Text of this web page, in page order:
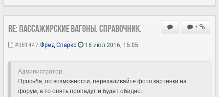
+
Re: Пассажирские вагоны. Справочник.
#381447 Фред Спаркс 16 июл 2016, 15:05
Администратор:
Просьба, по возможности, перезаливайте фото картинки на
форум, а то опять пропадут и будет обидно.